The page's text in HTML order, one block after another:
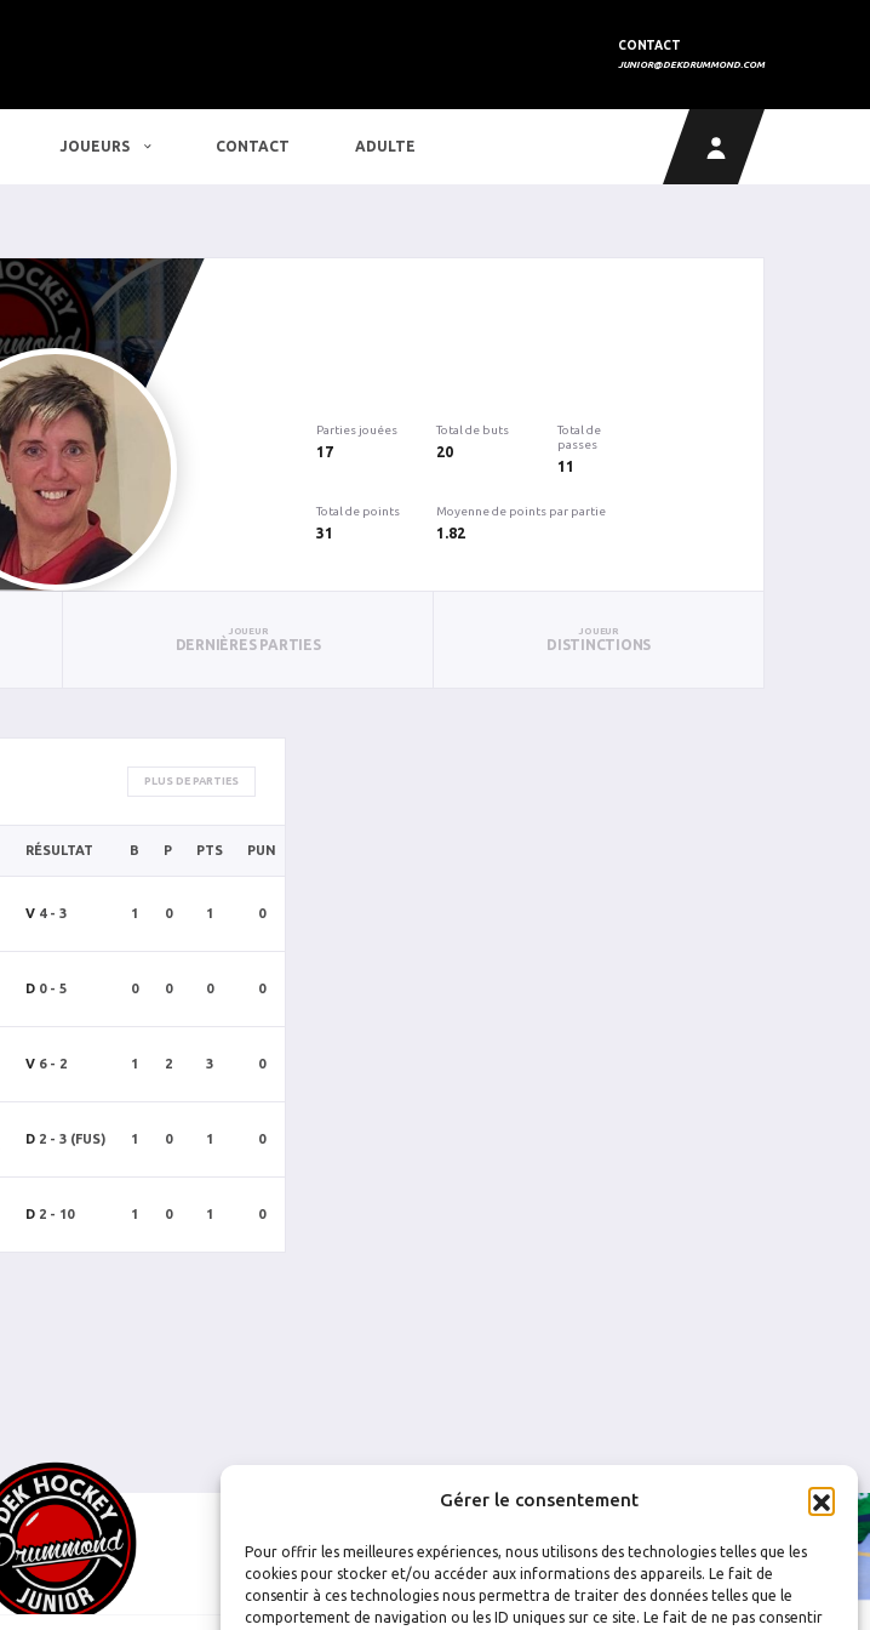
Gérer le consentement
Pour offrir les meilleures expériences, nous utilisons des technologies telles que les
cookies pour stocker et/ou accéder aux informations des appareils. Le fait de
consentir à ces technologies nous permettra de traiter des données telles que le
comportement de navigation ou les ID uniques sur ce site. Le fait de ne pas consentir
CONTACT
JUNIOR@DEKDRUMMOND.COM
JOUEURS CONTACT ADULTE
Parties jouées
17
Total de buts
20
Total de
passes
11
Total de points
31
Moyenne de points par partie
1.82
JOUEUR
DERNIÈRES PARTIES
JOUEUR
DISTINCTIONS
PLUS DE PARTIES
RÉSULTAT B P PTS PUN
V 4 - 3 1 0 1 0
D 0 - 5 0 0 0 0
V 6 - 2 1 2 3 0
D 2 - 3 (FUS) 1 0 1 0
D 2 - 10 1 0 1 0